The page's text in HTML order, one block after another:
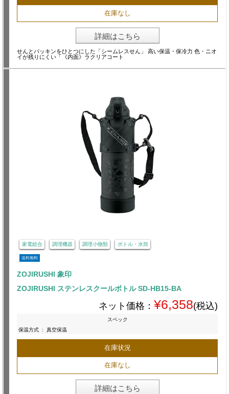
在庫なし
詳細はこちら
せんとパッキンをひとつにした「シームレスせん」 高い保温・保冷力 色・ニオ
イが残りにくい「《内面》ラクリアコート
家電総合 調理機器 調理小物類 ボトル・水筒
送料無料
ZOJIRUSHI 象印
ZOJIRUSHI ステンレスクールボトル SD-HB15-BA
ネット価格： ¥6,358(税込)
スペック
保温方式 : 真空保温
在庫状況
在庫なし
詳細はこちら